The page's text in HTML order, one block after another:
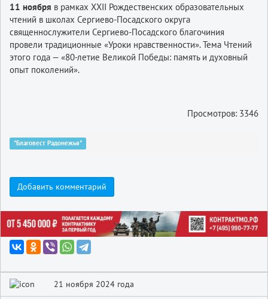
11 ноября в рамках XXII Рождественских образовательных
чтений в школах Сергиево-Посадского округа
священнослужители Сергиево-Посадского благочиния
провели традиционные «Уроки нравственности». Тема Чтений
этого года — «80-летие Великой Победы: память и духовный
опыт поколений».
Просмотров: 3346
"Благовест Радонежья"
Добавить комментарий
21 ноября 2024 года